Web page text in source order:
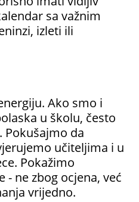
sa važnim
izleti ili
Ako smo i
u školu, često
da
učiteljima i u
Pokažimo
- ne zbog ocjena, već
vrijedno.